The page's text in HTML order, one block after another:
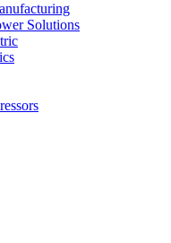
Solutions